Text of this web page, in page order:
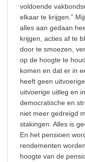
voldoende
elkaar te krijgen.”
alles aan gedaan
krijgen, acties af te
door te smoezen,
op de hoogte te
komen en dat er in
heeft geen
uitvoerige uitleg en
democratische en
niet meer gedreigd
stakingen. Alles is
En het pensioen
rendementen
hoogte van de